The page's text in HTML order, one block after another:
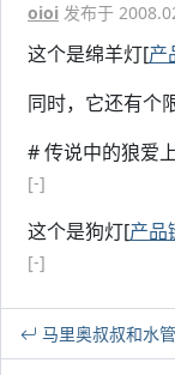
oioi 发布于
这个是绵羊灯[产
同时，它还有个
# 传说中的狼爱
[-]
这个是狗灯[产品
[-]
马里奥叔叔和水管